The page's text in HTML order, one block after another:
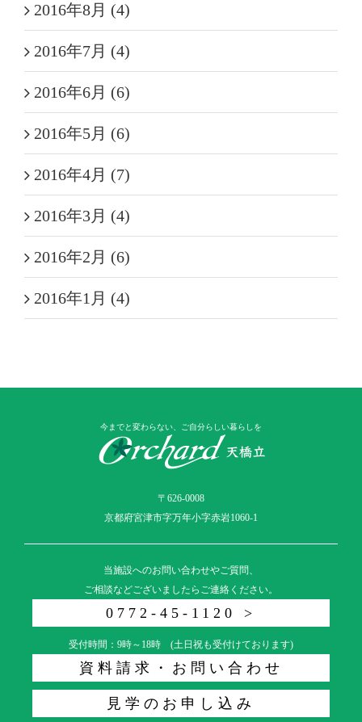
2016年8月 (4)
2016年7月 (4)
2016年6月 (6)
2016年5月 (6)
2016年4月 (7)
2016年3月 (4)
2016年2月 (6)
2016年1月 (4)
今までと変わらない、ご自分らしい暮らしを
〒626-0008
京都府宮津市字万年小字赤岩1060-1
当施設へのお問い合わせやご質問、
ご相談などございましたらご連絡ください。
0772-45-1120 >
受付時間：9時～18時 (土日祝も受付けております)
資料請求・お問い合わせ
見学のお申し込み